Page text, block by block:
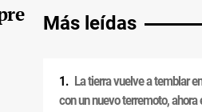
Más leídas
La tierra vuelve a temblar
con un nuevo terremoto, ahora